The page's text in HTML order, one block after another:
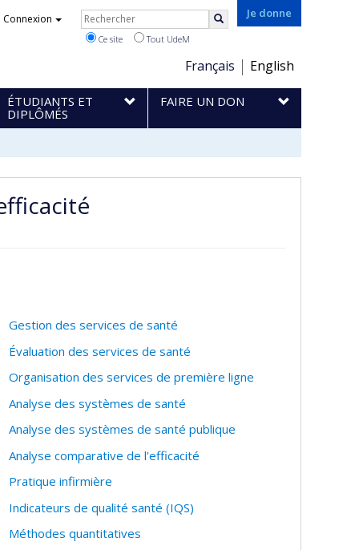
Je donne
Choix
de
la
langue
Français English
Connexion Rechercher
Ce site Tout UdeM
ÉTUDIANTS ET
DIPLÔMÉS
FAIRE UN DON
Gestion des services de santé
Évaluation des services de santé
Organisation des services de première ligne
Analyse des systèmes de santé
Analyse des systèmes de santé publique
Analyse comparative de l'efficacité
Pratique infirmière
Indicateurs de qualité santé (IQS)
Méthodes quantitatives